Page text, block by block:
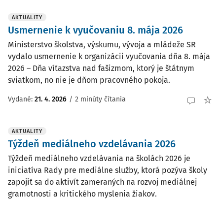
AKTUALITY
Usmernenie k vyučovaniu 8. mája 2026
Ministerstvo školstva, výskumu, vývoja a mládeže SR
vydalo usmernenie k organizácii vyučovania dňa 8. mája
2026 – Dňa víťazstva nad fašizmom, ktorý je štátnym
sviatkom, no nie je dňom pracovného pokoja.
Vydané: 21. 4. 2026 / 2 minúty čítania
AKTUALITY
Týždeň mediálneho vzdelávania 2026
Týždeň mediálneho vzdelávania na školách 2026 je
iniciatíva Rady pre mediálne služby, ktorá pozýva školy
zapojiť sa do aktivít zameraných na rozvoj mediálnej
gramotnosti a kritického myslenia žiakov.